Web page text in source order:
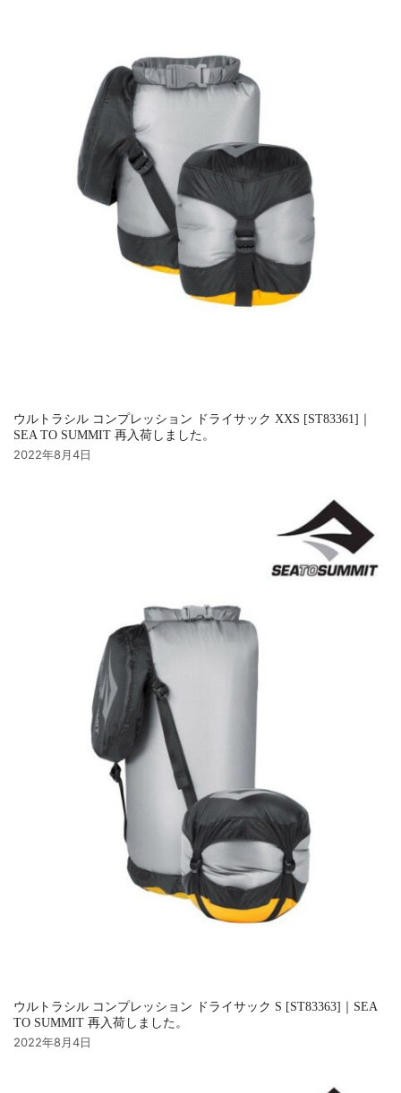
ウルトラシル コンプレッション ドライサック XXS [ST83361]｜
SEA TO SUMMIT 再入荷しました。
2022年8月4日
ウルトラシル コンプレッション ドライサック S [ST83363]｜SEA
TO SUMMIT 再入荷しました。
2022年8月4日